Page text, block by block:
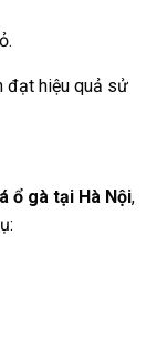
đạt hiệu quả sử
ổ gà tại Hà Nội,